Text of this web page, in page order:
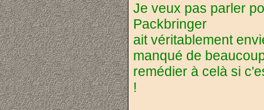
Je veux pas parler
Packbringer
ait véritablement
manqué de
remédier à celà si
!